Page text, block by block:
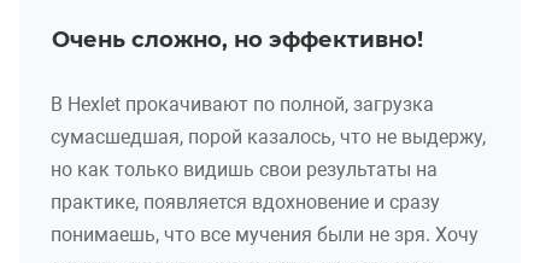
Очень сложно, но эффективно!
В Hexlet прокачивают по полной, загрузка
сумасшедшая, порой казалось, что не выдержу,
но как только видишь свои результаты на
практике, появляется вдохновение и сразу
понимаешь, что все мучения были не зря. Хочу